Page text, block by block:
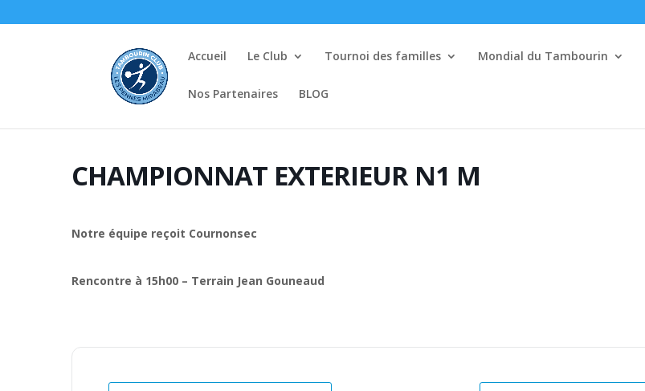
Accueil Le Club Tournoi des familles Mondial du Tambourin
Nos Partenaires BLOG
CHAMPIONNAT EXTERIEUR N1 M
Notre équipe reçoit Cournonsec
Rencontre à 15h00 – Terrain Jean Gouneaud